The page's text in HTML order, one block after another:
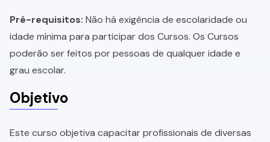
Pré-requisitos: Não há exigência de escolaridade ou
idade mínima para participar dos Cursos. Os Cursos
poderão ser feitos por pessoas de qualquer idade e
grau escolar.
Objetivo
Este curso objetiva capacitar profissionais de diversas